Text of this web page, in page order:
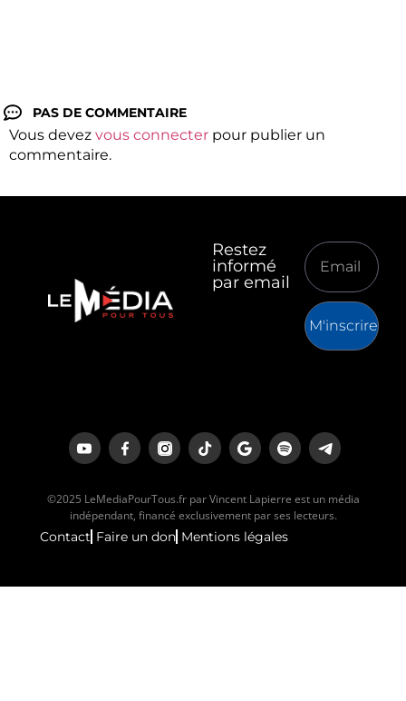
PAS DE COMMENTAIRE
Vous devez vous connecter pour publier un
commentaire.
Restez
informé
par email
M'inscrire
©2025 LeMediaPourTous.fr par Vincent Lapierre est un média
indépendant, financé exclusivement par ses lecteurs.
Contact Faire un don Mentions légales